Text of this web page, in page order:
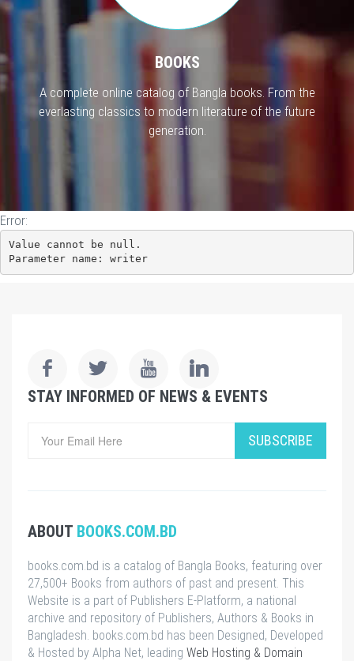
BOOKS
A complete online catalog of Bangla books. From the
everlasting classics to modern literature of the future
generation.
Error:
Value cannot be null.
Parameter name: writer
STAY INFORMED OF NEWS & EVENTS
SUBSCRIBE
ABOUT BOOKS.COM.BD
books.com.bd is a catalog of Bangla Books, featuring over
27,500+ Books from authors of past and present. This
Website is a part of Publishers E-Platform, a national
archive and repository of Publishers, Authors & Books in
Bangladesh. books.com.bd has been Designed, Developed
& Hosted by Alpha Net, leading Web Hosting & Domain